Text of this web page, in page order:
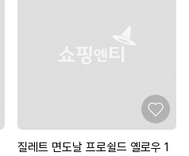
질레트 면도날 프로쉴드 옐로우 1